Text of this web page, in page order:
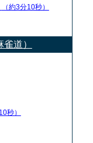
（約3分10秒）
道）
秒）